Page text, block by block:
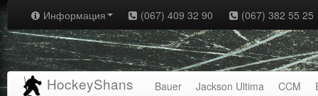
Информация (067) 409 32 90 (067) 382 55 25
HockeyShans Bauer Jackson Ultima CCM